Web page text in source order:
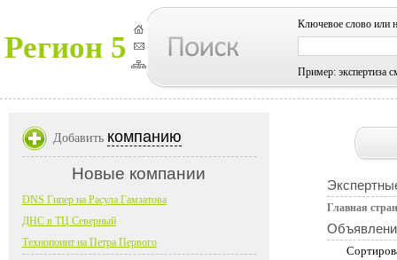
Регион 5
Ключевое слово или
Пример: экспертиза
Главная
Добавить компанию
Новые компании
DNS Гипер на Расула Гамзатова
ДНС в ТЦ Северный
Технопоинт на Петра Первого